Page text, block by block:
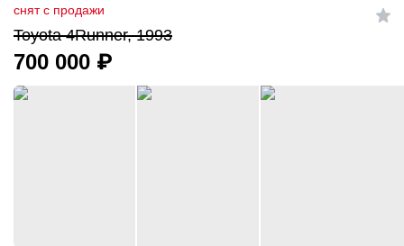
снят с продажи
Toyota 4Runner, 1993
700 000 ₽